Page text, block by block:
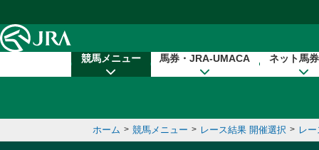
競馬メニュー 馬券・JRA-UMACA ネット馬
ホーム > 競馬メニュー > レース結果 開催選択 > レ